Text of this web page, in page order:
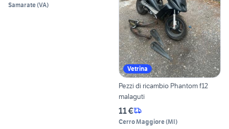
Samarate(VA)
Vetrina
Pezzi di ricambio Phantom f12
malaguti
11 €
Cerro Maggiore(MI)